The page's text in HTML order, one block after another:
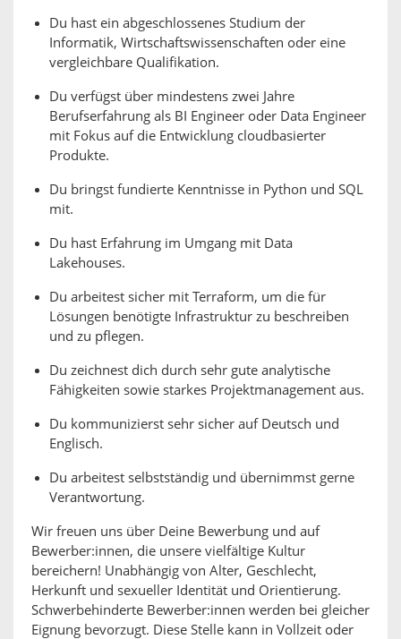
Du hast ein abgeschlossenes Studium der
Informatik, Wirtschaftswissenschaften oder eine
vergleichbare Qualifikation.
Du verfügst über mindestens zwei Jahre
Berufserfahrung als BI Engineer oder Data Engineer
mit Fokus auf die Entwicklung cloudbasierter
Produkte.
Du bringst fundierte Kenntnisse in Python und SQL
mit.
Du hast Erfahrung im Umgang mit Data
Lakehouses.
Du arbeitest sicher mit Terraform, um die für
Lösungen benötigte Infrastruktur zu beschreiben
und zu pflegen.
Du zeichnest dich durch sehr gute analytische
Fähigkeiten sowie starkes Projektmanagement aus.
Du kommunizierst sehr sicher auf Deutsch und
Englisch.
Du arbeitest selbstständig und übernimmst gerne
Verantwortung.
Wir freuen uns über Deine Bewerbung und auf
Bewerber:innen, die unsere vielfältige Kultur
bereichern! Unabhängig von Alter, Geschlecht,
Herkunft und sexueller Identität und Orientierung.
Schwerbehinderte Bewerber:innen werden bei gleicher
Eignung bevorzugt. Diese Stelle kann in Vollzeit oder